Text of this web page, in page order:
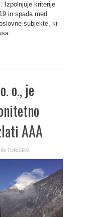
Izpolnjuje kriterije
in spada med
subjekte, ki
...
o., je
AAA
TURIZEM